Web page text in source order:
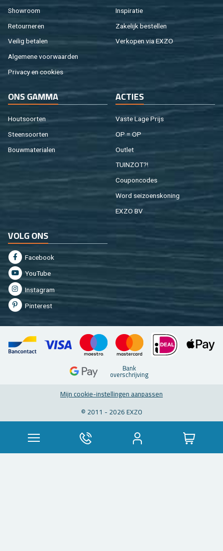
Show­room
Re­tour­ne­ren
Vei­lig be­ta­len
Al­ge­me­ne voor­waar­den
Pri­va­cy en coo­kies
In­spi­ra­tie
Za­ke­lijk be­stel­len
Ver­ko­pen via EXZO
ONS GAMMA
Hout­soor­ten
Steen­soor­ten
Bouw­ma­te­ri­a­len
AC­TIES
Vaste Lage Prijs
OP = OP
Out­let
TUIN­ZOT?!
Cou­pon­co­des
Word sei­zoens­ko­ning
EXZO BV
VOLG ONS
Fa­cebook
You­Tu­be
In­st­agram
Pin­te­rest
Bank
over­schrij­ving
Mijn coo­kie-in­stel­lin­gen aan­pas­sen
© 2011 - 2026 EXZO